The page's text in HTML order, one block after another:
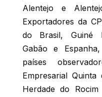
Alentejo e
Exportadores da
do Brasil, Guiné
Gabão e
países
Empresarial
Herdade do